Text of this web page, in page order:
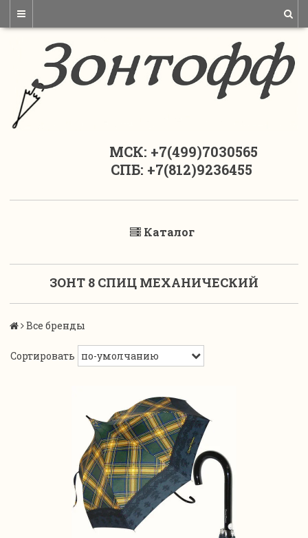
МСК: +7(499)7030565
СПБ: +7(812)9236455
Каталог
ЗОНТ 8 СПИЦ МЕХАНИЧЕСКИЙ
Все бренды
Сортировать